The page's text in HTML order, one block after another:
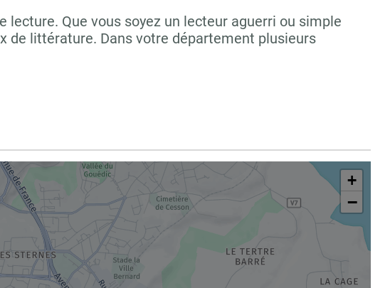
lecture. Que vous soyez un lecteur aguerri ou simple
de littérature. Dans votre département plusieurs
+
−